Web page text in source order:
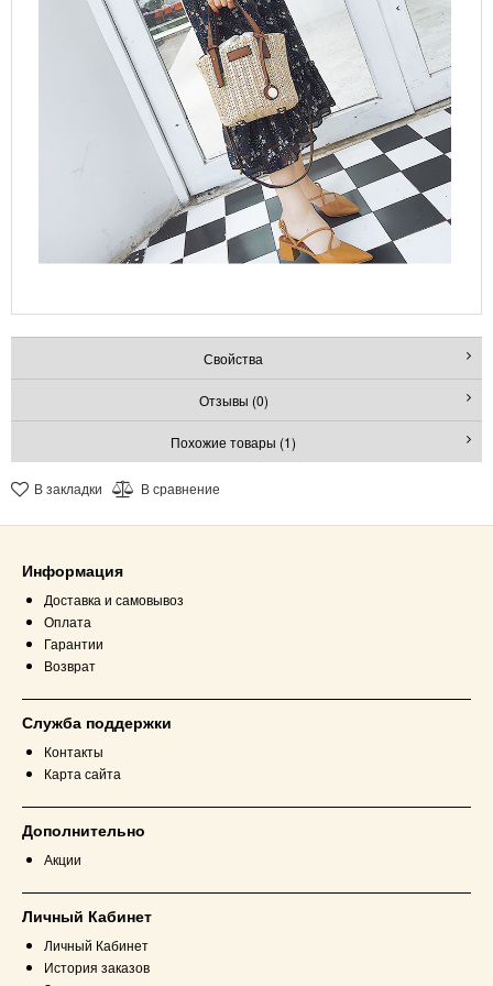
Свойства
Отзывы (0)
Похожие товары (1)
В закладки В сравнение
Информация
Доставка и самовывоз
Оплата
Гарантии
Возврат
Служба поддержки
Контакты
Карта сайта
Дополнительно
Акции
Личный Кабинет
Личный Кабинет
История заказов